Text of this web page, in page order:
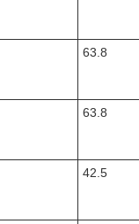
63.8
63.8
42.5